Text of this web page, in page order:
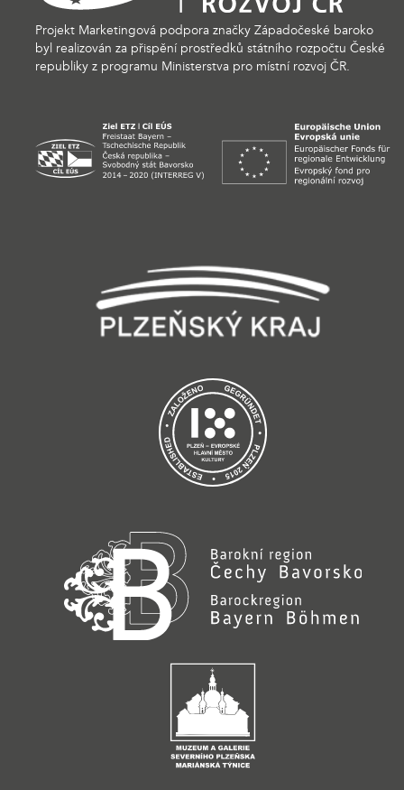
Projekt Marketingová podpora značky Západočeské baroko
byl realizován za přispění prostředků státního rozpočtu České
republiky z programu Ministerstva pro místní rozvoj ČR.